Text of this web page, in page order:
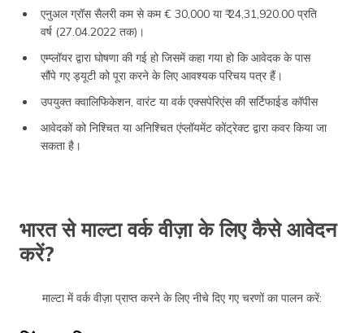
एनुअल ग्रॉस सैलरी कम से कम € 30,000 या ₹ 24,31,920.00 प्रति
वर्ष (27.04.2022 तक)।
एम्प्लॉयर द्वारा घोषणा की गई हो जिसमें कहा गया हो कि आवेदक के पास
सौंपे गए ड्यूटी को पूरा करने के लिए आवश्यक परिचय पत्र हैं।
उपयुक्त क्वालिफिकेशन, वारंट या वर्क एक्सपेरिएंस की सर्टिफाईड कॉपीस
आवेदकों को निश्चित या अनिश्चित एंप्लॉयमेंट कोंट्रेक्ट द्वारा कवर किया जा
सकता है।
भारत से माल्टा वर्क वीज़ा के लिए कैसे आवेदन
करें?
माल्टा में वर्क वीज़ा प्राप्त करने के लिए नीचे दिए गए चरणों का पालन करें: